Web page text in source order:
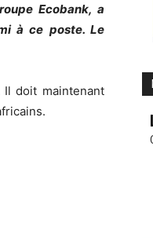
Ecobank, a
à ce poste. Le
doit maintenant